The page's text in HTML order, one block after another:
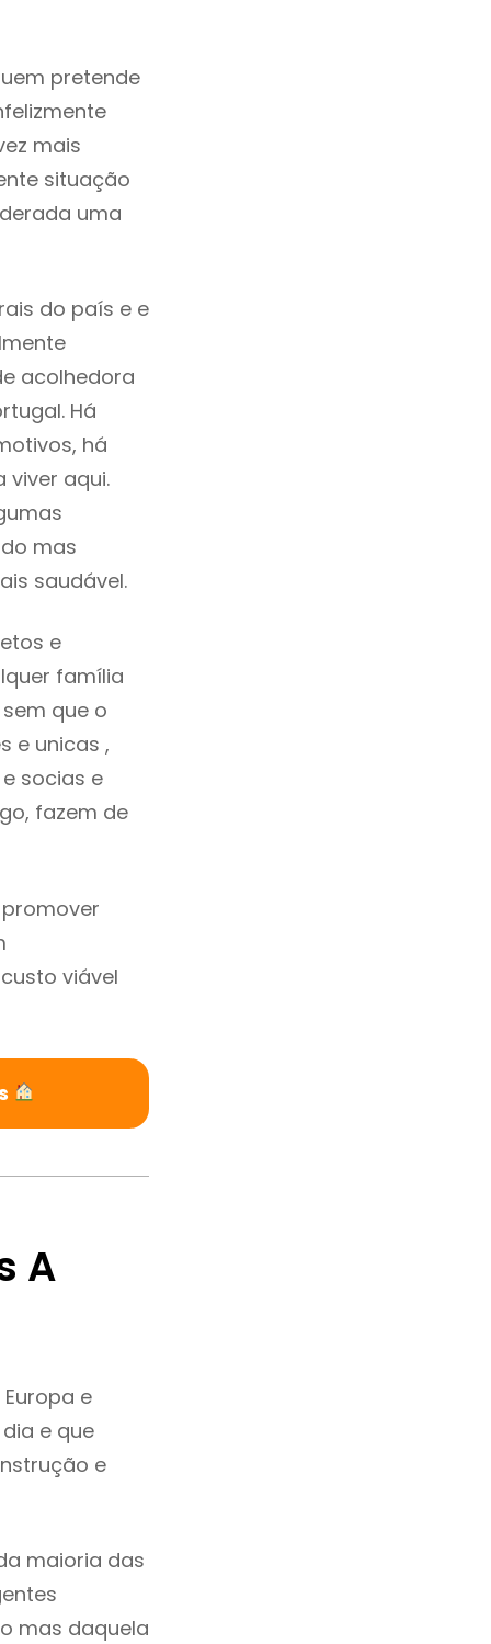
pretende
mais
situação
uma
do país e e
acolhedora
Há
há
aqui.
mas
saudável.
e
família
que o
e unicas ,
socias e
fazem de
viável
A
e
e que
e
maioria das
mas daquela